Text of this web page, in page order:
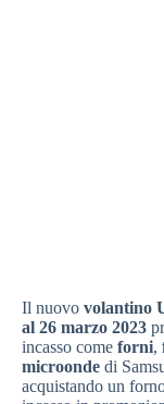
Il nuovo volantino
al 26 marzo 2023
incasso come forni,
microonde di
acquistando un